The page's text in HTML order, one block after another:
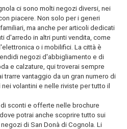
ci sono molti negozi diversi, nei
piacere. Non solo per i generi
ma anche per articoli dedicati
d'arredo in altri punti vendita, come
o i mobilifici. La città è
negozi d'abbigliamento e di
e calzature, qui troverai sempre
vantaggio da un gran numero di
volantini e nelle riviste per tutto il
sconti e offerte nelle brochure
potrai anche scoprire tutto sui
di San Donà di Cognola. Li